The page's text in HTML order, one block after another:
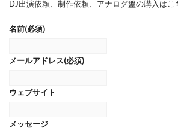
DJ出演依頼、制作依頼、アナログ盤の購入はこ
名前(必須)
メールアドレス(必須)
ウェブサイト
メッセージ